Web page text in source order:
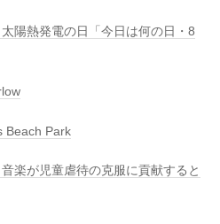
陽熱発電の日「今日は何の日・8
Beach Park
楽が児童虐待の克服に貢献すると